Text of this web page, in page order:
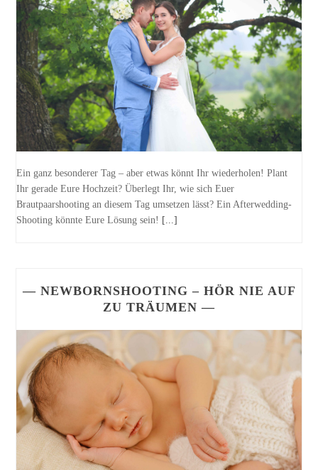
Ein ganz besonderer Tag – aber etwas könnt Ihr wiederholen! Plant
Ihr gerade Eure Hochzeit? Überlegt Ihr, wie sich Euer
Brautpaarshooting an diesem Tag umsetzen lässt? Ein Afterwedding-
Shooting könnte Eure Lösung sein! [...]
— NEWBORNSHOOTING – HÖR NIE AUF
ZU TRÄUMEN —